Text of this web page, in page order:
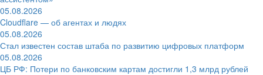
05.08.2026
Cloudflare — об агентах и людях
05.08.2026
Стал известен состав штаба по развитию цифровых платформ
05.08.2026
ЦБ РФ: Потери по банковским картам достигли 1,3 млрд рублей